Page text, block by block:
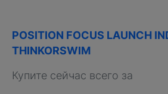
POSITION FOCUS LAUNCH
THINKORSWIM
Купите сейчас всего за